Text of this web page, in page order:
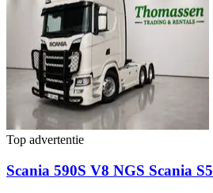
Top advertentie
Scania 590S V8 NGS Scania